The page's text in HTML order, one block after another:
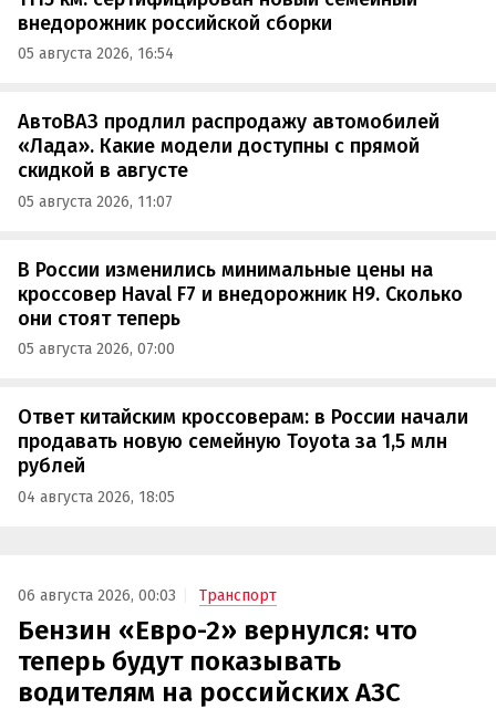
внедорожник российской сборки
05 августа 2026, 16:54
АвтоВАЗ продлил распродажу автомобилей
«Лада». Какие модели доступны с прямой
скидкой в августе
05 августа 2026, 11:07
В России изменились минимальные цены на
кроссовер Haval F7 и внедорожник H9. Сколько
они стоят теперь
05 августа 2026, 07:00
Ответ китайским кроссоверам: в России начали
продавать новую семейную Toyota за 1,5 млн
рублей
04 августа 2026, 18:05
06 августа 2026, 00:03 Транспорт
Бензин «Евро-2» вернулся: что
теперь будут показывать
водителям на российских АЗС